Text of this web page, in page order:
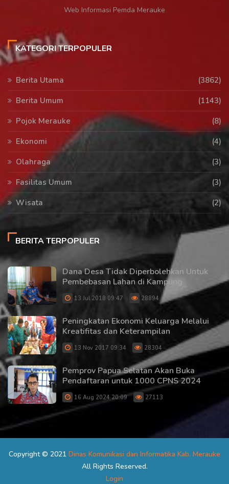
Web Informasi Pemda Merauke
KATEGORI TERPOPULER
Berita Utama
(3862)
Berita Umum
(1143)
Pojok Merauke
(8)
Ekonomi
(4)
Olahraga
(3)
Fasilitas Umum
(3)
Wisata
(2)
BERITA TERPOPULER
Dana Desa Tidak Diperbolehkan Untuk
Pembebasan Lahan di Kampung
13 Jul 2018 09:47 28894
Peningkatan Ekonomi Keluarga Melalui
Kreatifitas dan Keterampilan
13 Nov 2017 09:34 28304
Pemprov Papua Selatan Akan Buka
Pendaftaran untuk 1000 CPNS 2024
16 Aug 2024 20:09 27113
Copyright © 2021 Dinas Komunikasi dan Informatika Kab. Merauke
All Rights Reserved.
Login